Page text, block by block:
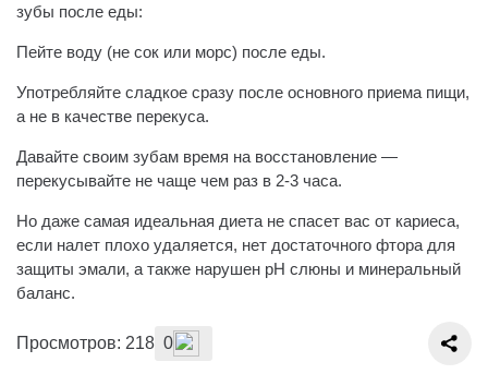
зубы после еды:
Пейте воду (не сок или морс) после еды.
Употребляйте сладкое сразу после основного приема пищи,
а не в качестве перекуса.
Давайте своим зубам время на восстановление —
перекусывайте не чаще чем раз в 2-3 часа.
Но даже самая идеальная диета не спасет вас от кариеса,
если налет плохо удаляется, нет достаточного фтора для
защиты эмали, а также нарушен pH слюны и минеральный
баланс.
Просмотров: 218 0